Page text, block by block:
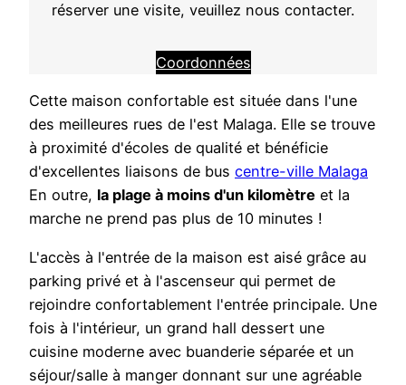
réserver une visite, veuillez nous contacter.
Coordonnées
Cette maison confortable est située dans l'une
des meilleures rues de l'est Malaga. Elle se trouve
à proximité d'écoles de qualité et bénéficie
d'excellentes liaisons de bus centre-ville Malaga
En outre, la plage à moins d'un kilomètre et la
marche ne prend pas plus de 10 minutes !
L'accès à l'entrée de la maison est aisé grâce au
parking privé et à l'ascenseur qui permet de
rejoindre confortablement l'entrée principale. Une
fois à l'intérieur, un grand hall dessert une
cuisine moderne avec buanderie séparée et un
séjour/salle à manger donnant sur une agréable